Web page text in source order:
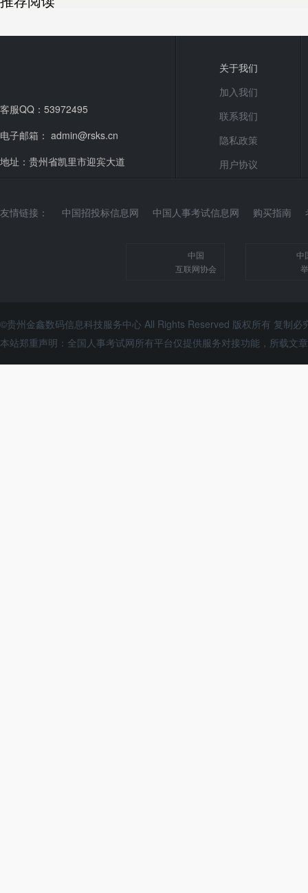
客服QQ：53972495
电子邮箱： admin@rsks.cn
地址：贵州省凯里市迎宾大道
关于我们
加入我们
联系我们
隐私政策
用户协议
友情链接： 中国招投标信息网 中国人事考试信息网 购买指南
中国
互联网协会
中
©贵州金鑫数码信息科技服务中心 All Rights Reserved 版权所有 复制必
本站郑重声明：全国人事考试网所有平台仅提供服务对接功能，所载文